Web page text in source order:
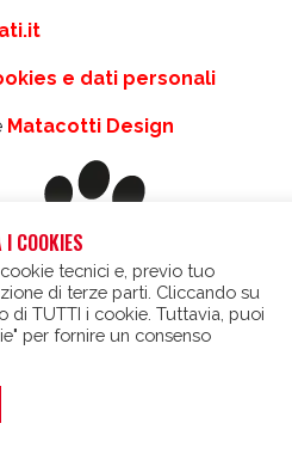
e dati personali
Matacotti Design
COOKIES
tecnici e, previo tuo
di terze parti. Cliccando su
di TUTTI i cookie. Tuttavia, puoi
per fornire un consenso